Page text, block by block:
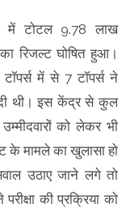
में टोटल 9.78 लाख
रिजल्ट घोषित हुआ।
में से 7 टॉपर्स ने
दी थी। इस केंद्र से कुल
को लेकर भी
के मामले का खुलासा हो
उठाए जाने लगे तो
की प्रक्रिया को